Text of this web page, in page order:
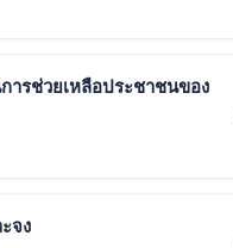
รช่วยเหลือประชาชนของ
ธีเฉพาะเจาะจง